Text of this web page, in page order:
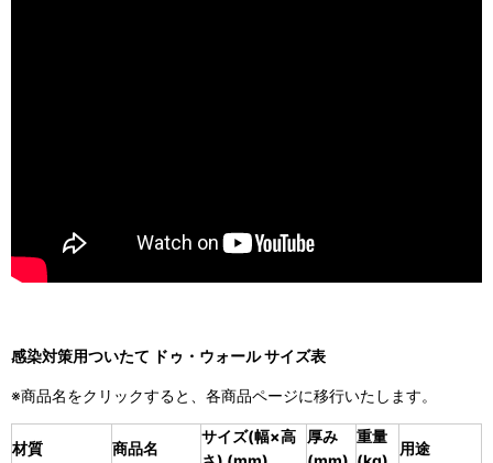
感染対策用ついたて ドゥ・ウォール サイズ表
※商品名をクリックすると、各商品ページに移行いたします。
材質 商品名
サイズ(幅×高
厚み
重量
用途